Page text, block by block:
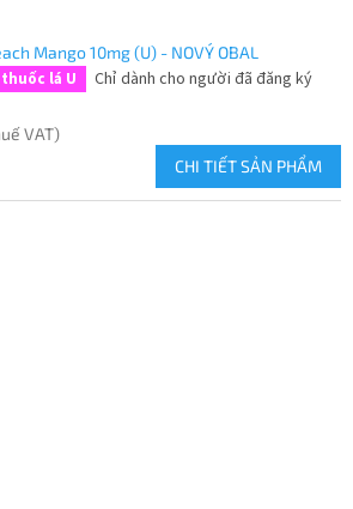
Mango 10mg (U) - NOVÝ OBAL
lá U
Chỉ dành cho người đã đăng ký
VAT)
CHI TIẾT SẢN PHẨM